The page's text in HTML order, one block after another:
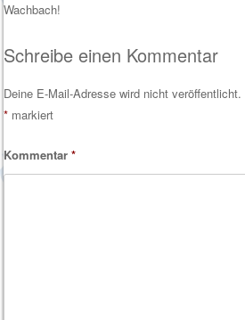
Post navigation
Wachbach!
Schreibe einen Kommentar
Deine E-Mail-Adresse wird nicht veröffentlicht.
* markiert
Kommentar*